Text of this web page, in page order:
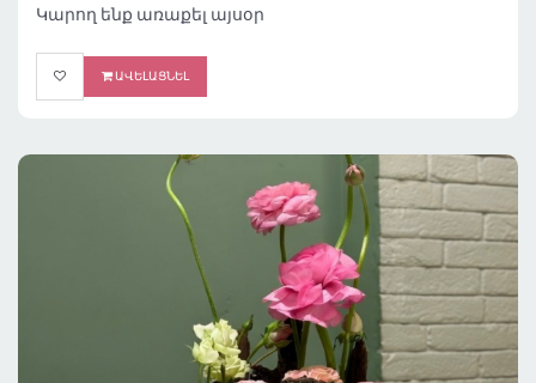
Կարող ենք առաքել այսօր
ԱՎԵԼԱՑՆԵԼ